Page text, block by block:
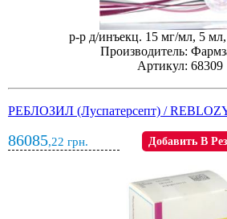
р-р д/инъекц. 15 мг/мл, 5
Производитель:
Артикул: 68309
РЕБЛОЗИЛ (Луспатерcепт) /
86085,22 грн. Добавить В